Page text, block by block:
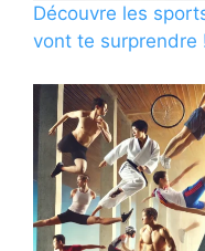
Découvre les
vont te surprendre